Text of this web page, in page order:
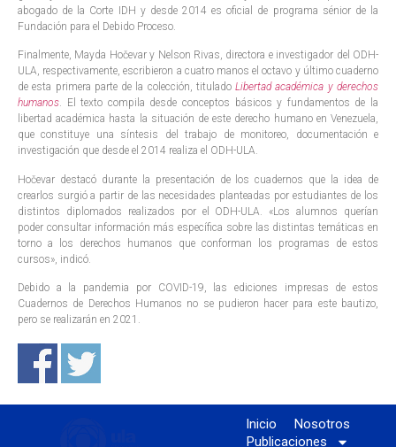
abogado de la Corte IDH y desde 2014 es oficial de programa sénior de la
Fundación para el Debido Proceso.
Finalmente, Mayda Hočevar y Nelson Rivas, directora e investigador del ODH-
ULA, respectivamente, escribieron a cuatro manos el octavo y último cuaderno
de esta primera parte de la colección, tituladoLibertad académica y derechos
humanos. El texto compila desde conceptos básicos y fundamentos de la
libertad académica hasta la situación de este derecho humano en Venezuela,
que constituye una síntesis del trabajo de monitoreo, documentación e
investigación que desde el 2014 realiza el ODH-ULA.
Hočevar destacó durante la presentación de los cuadernos que la idea de
crearlos surgió a partir de las necesidades planteadas por estudiantes de los
distintos diplomados realizados por el ODH-ULA. «Los alumnos querían
poder consultar información más específica sobre las distintas temáticas en
torno a los derechos humanos que conforman los programas de estos
cursos», indicó.
Debido a la pandemia por COVID-19, las ediciones impresas de estos
Cuadernos de Derechos Humanos no se pudieron hacer para este bautizo,
pero se realizarán en 2021.
Inicio
Nosotros
Publicaciones